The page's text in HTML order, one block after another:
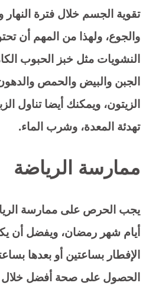
تقوية الجسم خلال فترة
والجوع، ولهذا من المهم أن
النشويات مثل خبز الحبوب
الجبن والبيض والحمص
الزيتون، ويمكنك أيضا تناول
تهدئة المعدة، وشرب الماء.
ممارسة الرياضة
يجب الحرص على ممارسة
أيام شهر رمضان، ويفضل أن
الإفطار بساعتين أو بعدها
الحصول على صحة أفضل